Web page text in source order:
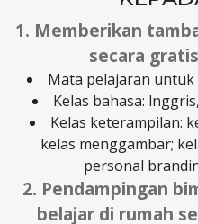
1. Memberikan
secara
Mata pelajaran untuk
Kelas bahasa:
Kelas keterampilan:
kelas menggambar;
personal
2. Pendampingan
belajar di rumah